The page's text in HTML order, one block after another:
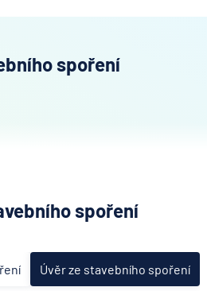
spoření
spoření
Úvěr ze stavebního spoření